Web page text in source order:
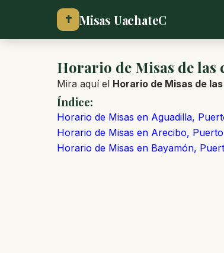
✝ Misas UachateC
Horario de Misas de las
Mira aquí el Horario de Misas de
Índice:
Horario de Misas en Aguadilla,
Horario de Misas en Arecibo,
Horario de Misas en Bayamón,